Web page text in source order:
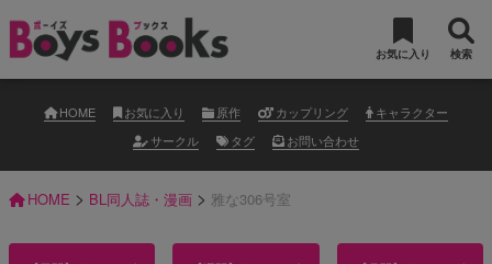
お気に入り 検索
HOME お気に入り 原作 カップリング
キャラクター
サークル
タグ お問い合わせ
HOME > BL同人誌・漫画 > 雅な306号室